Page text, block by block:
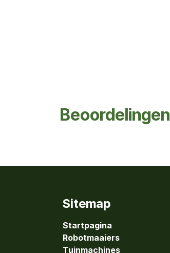
Beoordelingen
Sitemap
Startpagina
Robotmaaiers
Tuinmachines